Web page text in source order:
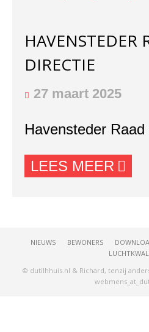
LUCHTKWALITEIT
HAVENSTEDER
DIRECTIE
27 maart 2025
Havensteder
LEES MEER
NIEUWS BEWONERS
© dutilhhuis.nl & Richard, tenzij